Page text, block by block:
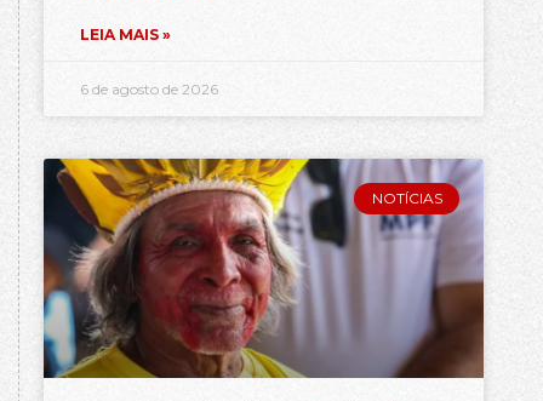
LEIA MAIS »
6 de agosto de 2026
NOTÍCIAS